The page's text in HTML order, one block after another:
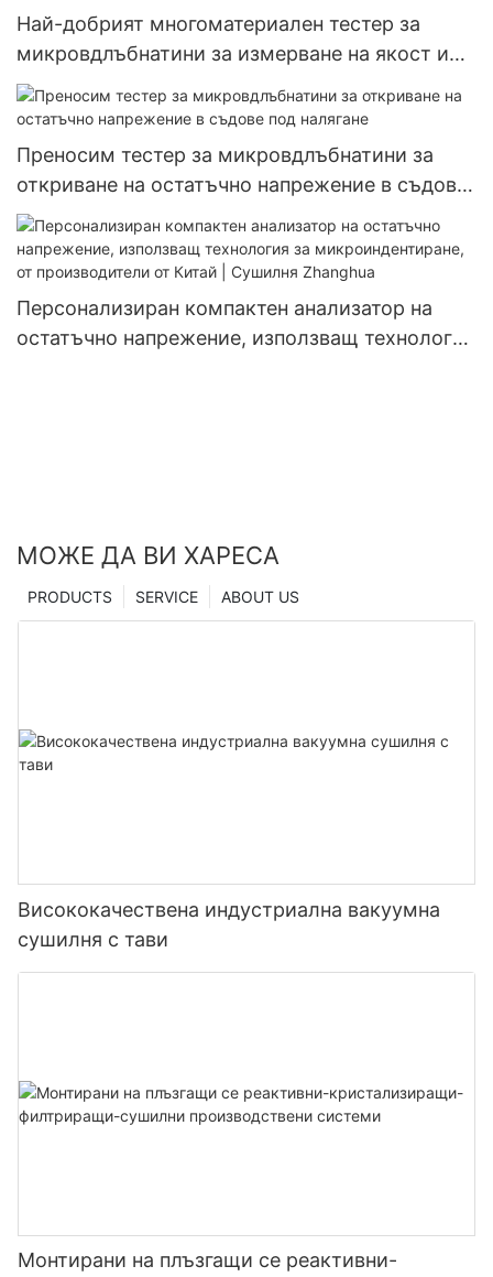
Най-добрият многоматериален тестер за
микровдлъбнатини за измерване на якост и
напрежение - Zhanghua Dryer
Преносим тестер за микровдлъбнатини за
откриване на остатъчно напрежение в съдове
под налягане
Персонализиран компактен анализатор на
остатъчно напрежение, използващ технология
МОЖЕ ДА ВИ ХАРЕСА
ABOUT US
SERVICE
PRODUCTS
Висококачествена индустриална вакуумна
сушилня с тави
Монтирани на плъзгащи се реактивни-